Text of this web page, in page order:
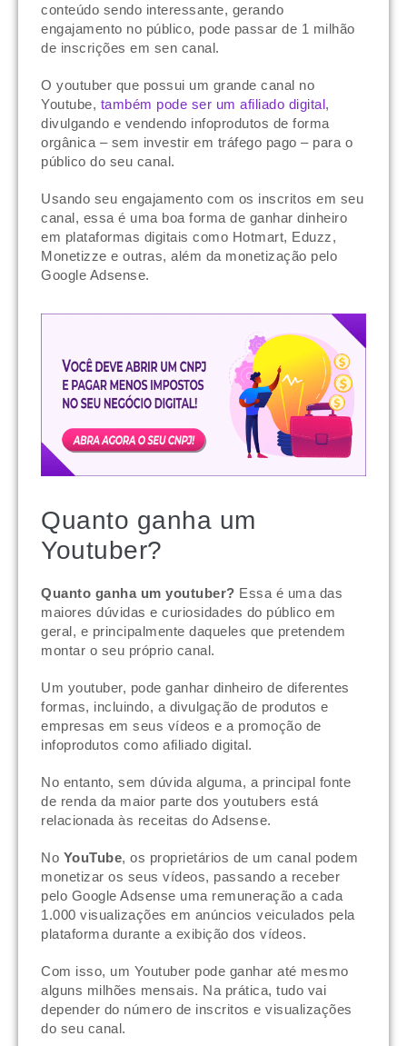
conteúdo sendo interessante, gerando
engajamento no público, pode passar de 1 milhão
de inscrições em sen canal.
O youtuber que possui um grande canal no
Youtube, também pode ser um afiliado digital,
divulgando e vendendo infoprodutos de forma
orgânica – sem investir em tráfego pago – para o
público do seu canal.
Usando seu engajamento com os inscritos em seu
canal, essa é uma boa forma de ganhar dinheiro
em plataformas digitais como Hotmart, Eduzz,
Monetizze e outras, além da monetização pelo
Google Adsense.
Quanto ganha um
Youtuber?
Quanto ganha um youtuber? Essa é uma das
maiores dúvidas e curiosidades do público em
geral, e principalmente daqueles que pretendem
montar o seu próprio canal.
Um youtuber, pode ganhar dinheiro de diferentes
formas, incluindo, a divulgação de produtos e
empresas em seus vídeos e a promoção de
infoprodutos como afiliado digital.
No entanto, sem dúvida alguma, a principal fonte
de renda da maior parte dos youtubers está
relacionada às receitas do Adsense.
No YouTube, os proprietários de um canal podem
monetizar os seus vídeos, passando a receber
pelo Google Adsense uma remuneração a cada
1.000 visualizações em anúncios veiculados pela
plataforma durante a exibição dos vídeos.
Com isso, um Youtuber pode ganhar até mesmo
alguns milhões mensais. Na prática, tudo vai
depender do número de inscritos e visualizações
do seu canal.